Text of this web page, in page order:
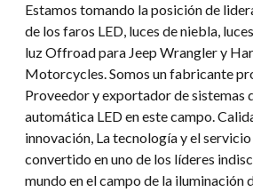
Estamos tomando la posición de
de los faros LED, luces de niebla,
luz Offroad para Jeep Wrangler y
Motorcycles. Somos un fabricante
Proveedor y exportador de sistemas
automática LED en este campo.
innovación, La tecnología y el
convertido en uno de los líderes
mundo en el campo de la iluminación